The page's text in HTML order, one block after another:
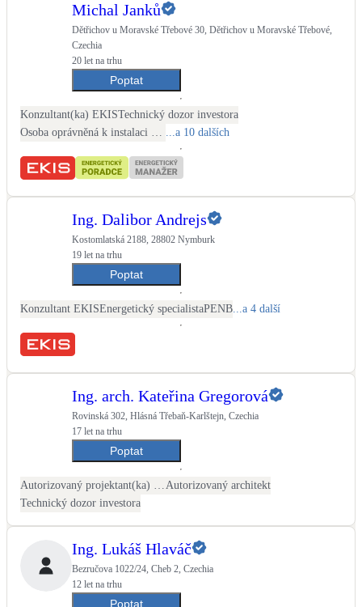
Michal Janků
Dětřichov u Moravské Třebové 30, Dětřichov u Moravské Třebové,
Czechia
20 let na trhu
Poptat
Konzultant(ka) EKISTechnický dozor investora
...a 10 dalších
Ing. Dalibor Andrejs
Kostomlatská 2188, 28802 Nymburk
19 let na trhu
Poptat
Konzultant EKISEnergetický specialistaPENB ...a 4 další
Ing. arch. Kateřina Gregorová
Rovinská 302, Hlásná Třebaň-Karlštejn, Czechia
17 let na trhu
Poptat
Autorizovaný architekt
Technický dozor investora
Ing. Lukáš Hlaváč
Bezručova 1022/24, Cheb 2, Czechia
12 let na trhu
Poptat